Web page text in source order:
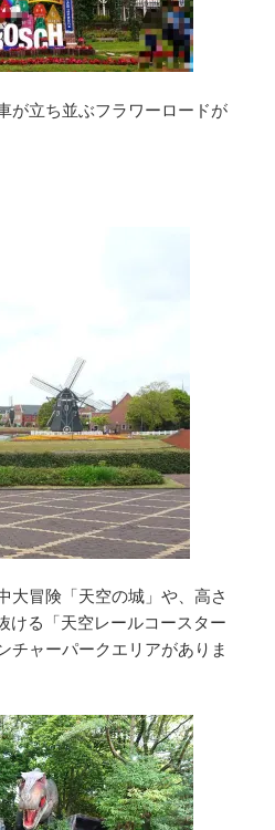
が立ち並ぶフラワーロードが
大冒険「天空の城」や、高さ
ける「天空レールコースター
チャーパークエリアがありま